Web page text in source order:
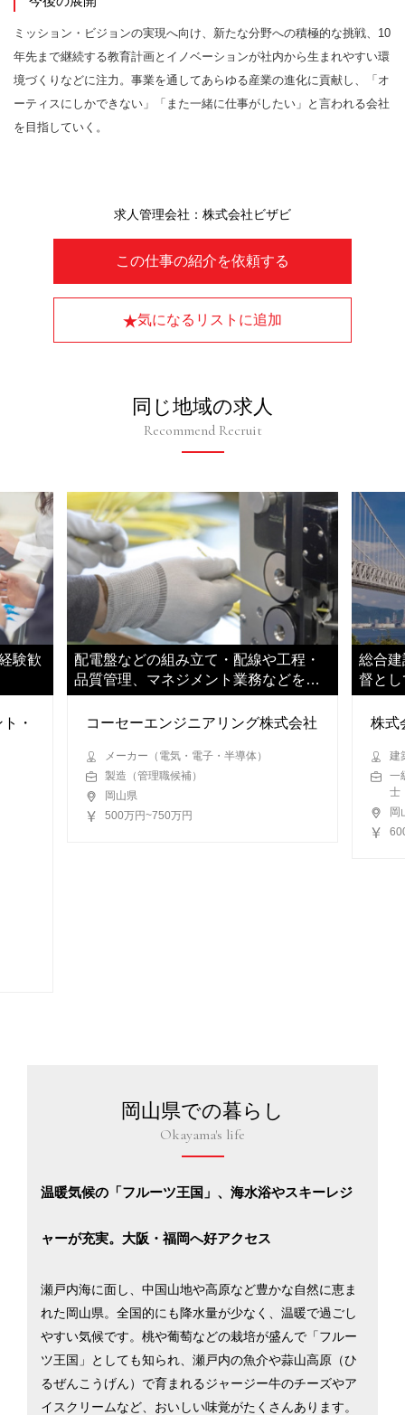
ミッション・ビジョンの実現へ向け、新たな分野への積極的な挑戦、10
年先まで継続する教育計画とイノベーションが社内から生まれやすい環
境づくりなどに注力。事業を通してあらゆる産業の進化に貢献し、「オ
ーティスにしかできない」「また一緒に仕事がしたい」と言われる会社
を目指していく。
この仕事の紹介を依頼する
気になるリストに追加
求人管理会社：株式会社ビザビ
同じ地域の求人
Recommend Recruit
験歓
・
配電盤などの組み立て・配線や工程・
品質管理、マネジメント業務などをお
任せします
コーセーエンジニアリング株式会社
メーカー（電気・電子・半導体）
製造（管理職候補）
岡山県
500万円~750万円
総合
督と
いた
株式
建
一
士
岡
岡山県での暮らし
Okayama's life
温暖気候の「フルーツ王国」、海水浴やスキーレジ
ャーが充実。大阪・福岡へ好アクセス
瀬戸内海に面し、中国山地や高原など豊かな自然に恵ま
れた岡山県。全国的にも降水量が少なく、温暖で過ごし
やすい気候です。桃や葡萄などの栽培が盛んで「フルー
ツ王国」としても知られ、瀬戸内の魚介や蒜山高原（ひ
るぜんこうげん）で育まれるジャージー牛のチーズやア
イスクリームなど、おいしい味覚がたくさんあります。